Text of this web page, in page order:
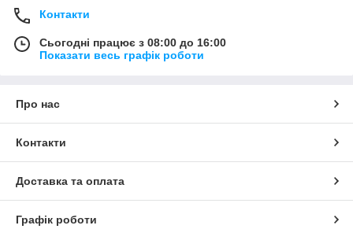
Контакти
Сьогодні працює з 08:00 до 16:00
Показати весь графік роботи
Про нас
Контакти
Доставка та оплата
Графік роботи